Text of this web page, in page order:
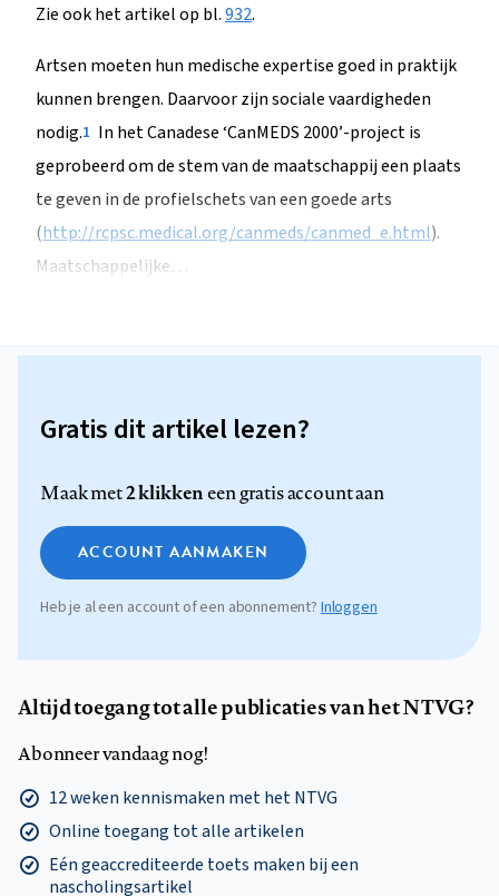
Zie ook het artikel op bl.932.
Artsen moeten hun medische expertise goed in praktijk
kunnen brengen. Daarvoor zijn sociale vaardigheden
nodig.1 In het Canadese ‘CanMEDS 2000’-project is
geprobeerd om de stem van de maatschappij een plaats
te geven in de profielschets van een goede arts
(http://rcpsc.medical.org/canmeds/canmed_e.html).
Maatschappelijke…
Gratis dit artikel lezen?
Maak met2 klikkeneen gratis account aan
ACCOUNT AANMAKEN
Heb je al een account of een abonnement? Inloggen
Altijd toegang tot alle publicaties van het NTVG?
Abonneer vandaag nog!
12 weken kennismaken met het NTVG
Online toegang tot alle artikelen
Eén geaccrediteerde toets maken bij een
nascholingsartikel